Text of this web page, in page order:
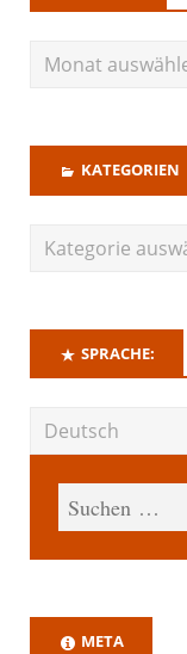
KATEGORIEN
SPRACHE:
META